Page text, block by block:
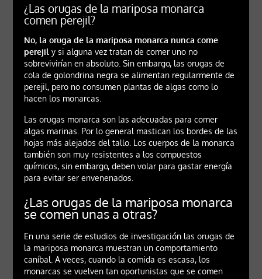
¿Las orugas de la mariposa monarca
comen perejil?
No, la oruga de la mariposa monarca nunca come
perejil y si alguna vez tratan de comer uno no
sobrevivirían en absoluto. Sin embargo, las orugas de
cola de golondrina negra se alimentan regularmente de
perejil, pero no consumen plantas de algas como lo
hacen los monarcas.
Las orugas monarca son las adecuadas para comer
algas marinas. Por lo general mastican los bordes de las
hojas más alejados del tallo. Los cuerpos de la monarca
también son muy resistentes a los compuestos
químicos, sin embargo, deben volar para gastar energía
para evitar ser envenenados.
¿Las orugas de la mariposa monarca
se comen unas a otras?
En una serie de estudios de investigación las orugas de
la mariposa monarca muestran un comportamiento
caníbal. A veces, cuando la comida es escasa, los
monarcas se vuelven tan oportunistas que se comen